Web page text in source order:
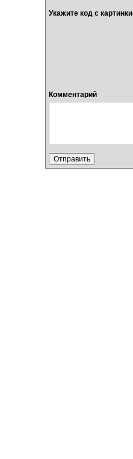
Укажите код с картинки
Комментарий